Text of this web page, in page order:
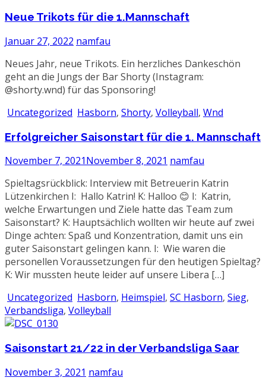
Neue Trikots für die 1.Mannschaft
Januar 27, 2022 namfau
Neues Jahr, neue Trikots. Ein herzliches Dankeschön
geht an die Jungs der Bar Shorty (Instagram:
@shorty.wnd) für das Sponsoring!
Uncategorized Hasborn, Shorty, Volleyball, Wnd
Erfolgreicher Saisonstart für die 1. Mannschaft
November 7, 2021November 8, 2021 namfau
Spieltagsrückblick: Interview mit Betreuerin Katrin
Lützenkirchen I: Hallo Katrin! K: Halloo 😊 I: Katrin,
welche Erwartungen und Ziele hatte das Team zum
Saisonstart? K: Hauptsächlich wollten wir heute auf zwei
Dinge achten: Spaß und Konzentration, damit uns ein
guter Saisonstart gelingen kann. I: Wie waren die
personellen Voraussetzungen für den heutigen Spieltag?
K: Wir mussten heute leider auf unsere Libera […]
Uncategorized Hasborn, Heimspiel, SC Hasborn, Sieg,
Verbandsliga, Volleyball
Saisonstart 21/22 in der Verbandsliga Saar
November 3, 2021 namfau